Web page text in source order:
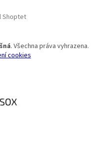
Shoptet
. Všechna práva vyhrazena.
cookies